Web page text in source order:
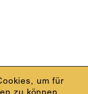
um für